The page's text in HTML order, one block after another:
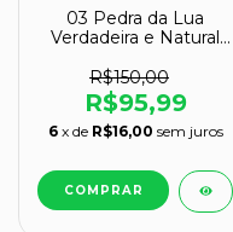
03 Pedra da Lua
Verdadeira e Natural
B
R$150,00
R$95,99
6 x de R$16,00 sem juros